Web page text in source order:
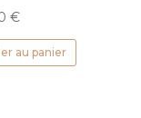
€
au panier